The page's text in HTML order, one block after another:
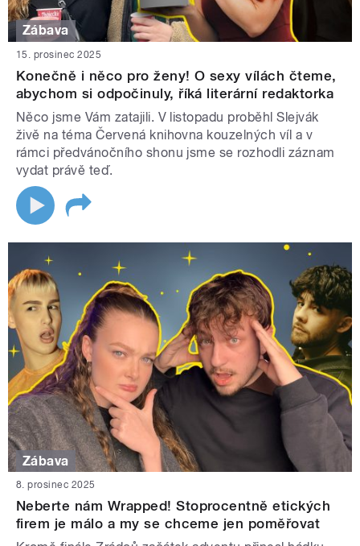
Zábava
15. prosinec 2025
Konečně i něco pro ženy! O sexy vílách čteme,
abychom si odpočinuly, říká literární redaktorka
Něco jsme Vám zatajili. V listopadu proběhl Slejvák
živě na téma Červená knihovna kouzelných víl a v
rámci předvánočního shonu jsme se rozhodli záznam
vydat právě teď.
Zábava
8. prosinec 2025
Neberte nám Wrapped! Stoprocentně etických
firem je málo a my se chceme jen poměřovat